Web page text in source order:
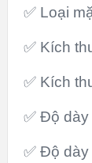
✅ Loại
✅ Kích
✅ Kích
✅ Độ dày
✅ Độ dày